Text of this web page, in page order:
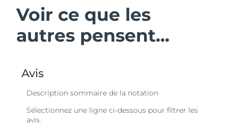
Voir ce que les
autres pensent...